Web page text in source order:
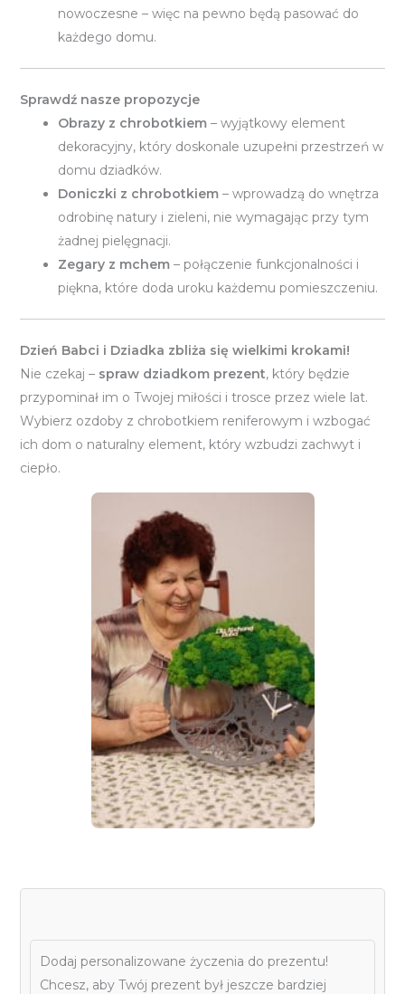
nowoczesne – więc na pewno będą pasować do
każdego domu.
Sprawdź nasze propozycje
Obrazy z chrobotkiem– wyjątkowy element
dekoracyjny, który doskonale uzupełni przestrzeń w
domu dziadków.
Doniczki z chrobotkiem– wprowadzą do wnętrza
odrobinę natury i zieleni, nie wymagając przy tym
żadnej pielęgnacji.
Zegary z mchem– połączenie funkcjonalności i
piękna, które doda uroku każdemu pomieszczeniu.
Dzień Babci i Dziadka zbliża się wielkimi krokami!
Nie czekaj – spraw dziadkom prezent, który będzie
przypominał im o Twojej miłości i trosce przez wiele lat.
Wybierz ozdoby z chrobotkiem reniferowym i wzbogać
ich dom o naturalny element, który wzbudzi zachwyt i
ciepło.
Dodaj personalizowane życzenia do prezentu!
Chcesz, aby Twój prezent był jeszcze bardziej